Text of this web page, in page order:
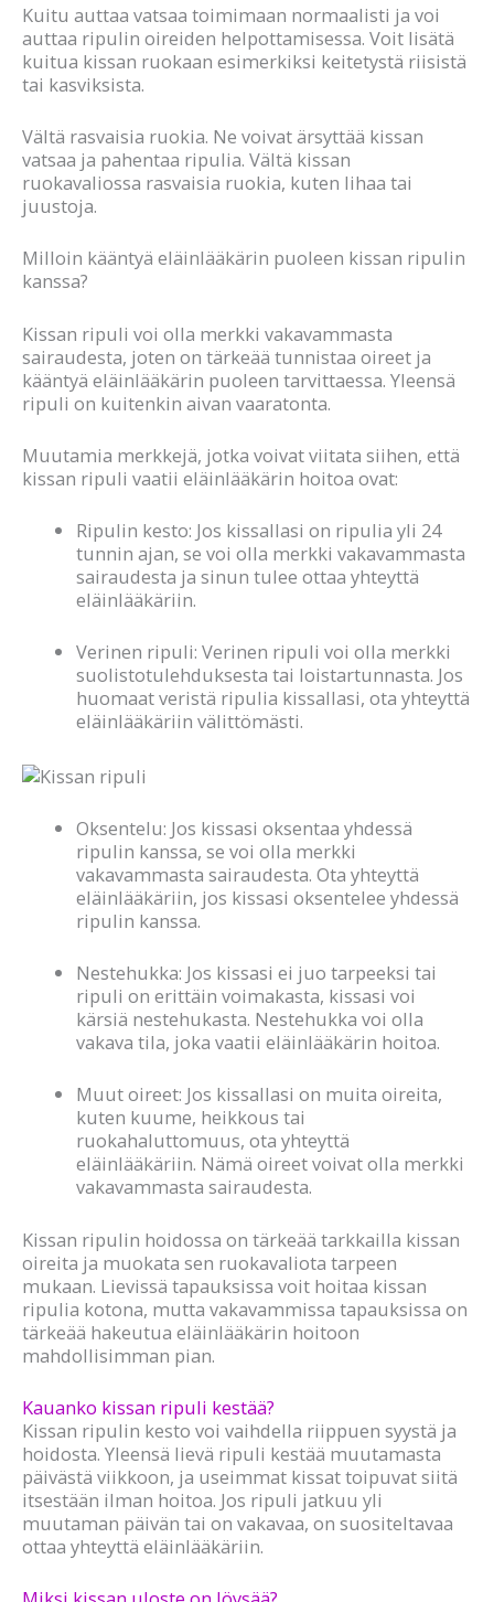
Kuitu auttaa vatsaa toimimaan normaalisti ja voi
auttaa ripulin oireiden helpottamisessa. Voit lisätä
kuitua kissan ruokaan esimerkiksi keitetystä riisistä
tai kasviksista.
Vältä rasvaisia ruokia. Ne voivat ärsyttää kissan
vatsaa ja pahentaa ripulia. Vältä kissan
ruokavaliossa rasvaisia ruokia, kuten lihaa tai
juustoja.
Milloin kääntyä eläinlääkärin puoleen kissan ripulin
kanssa?
Kissan ripuli voi olla merkki vakavammasta
sairaudesta, joten on tärkeää tunnistaa oireet ja
kääntyä eläinlääkärin puoleen tarvittaessa. Yleensä
ripuli on kuitenkin aivan vaaratonta.
Muutamia merkkejä, jotka voivat viitata siihen, että
kissan ripuli vaatii eläinlääkärin hoitoa ovat:
Ripulin kesto: Jos kissallasi on ripulia yli 24
tunnin ajan, se voi olla merkki vakavammasta
sairaudesta ja sinun tulee ottaa yhteyttä
eläinlääkäriin.
Verinen ripuli: Verinen ripuli voi olla merkki
suolistotulehduksesta tai loistartunnasta. Jos
huomaat veristä ripulia kissallasi, ota yhteyttä
eläinlääkäriin välittömästi.
Oksentelu: Jos kissasi oksentaa yhdessä
ripulin kanssa, se voi olla merkki
vakavammasta sairaudesta. Ota yhteyttä
eläinlääkäriin, jos kissasi oksentelee yhdessä
ripulin kanssa.
Nestehukka: Jos kissasi ei juo tarpeeksi tai
ripuli on erittäin voimakasta, kissasi voi
kärsiä nestehukasta. Nestehukka voi olla
vakava tila, joka vaatii eläinlääkärin hoitoa.
Muut oireet: Jos kissallasi on muita oireita,
kuten kuume, heikkous tai
ruokahaluttomuus, ota yhteyttä
eläinlääkäriin. Nämä oireet voivat olla merkki
vakavammasta sairaudesta.
Kissan ripulin hoidossa on tärkeää tarkkailla kissan
oireita ja muokata sen ruokavaliota tarpeen
mukaan. Lievissä tapauksissa voit hoitaa kissan
ripulia kotona, mutta vakavammissa tapauksissa on
tärkeää hakeutua eläinlääkärin hoitoon
mahdollisimman pian.
Kauanko kissan ripuli kestää?
Kissan ripulin kesto voi vaihdella riippuen syystä ja
hoidosta. Yleensä lievä ripuli kestää muutamasta
päivästä viikkoon, ja useimmat kissat toipuvat siitä
itsestään ilman hoitoa. Jos ripuli jatkuu yli
muutaman päivän tai on vakavaa, on suositeltavaa
ottaa yhteyttä eläinlääkäriin.